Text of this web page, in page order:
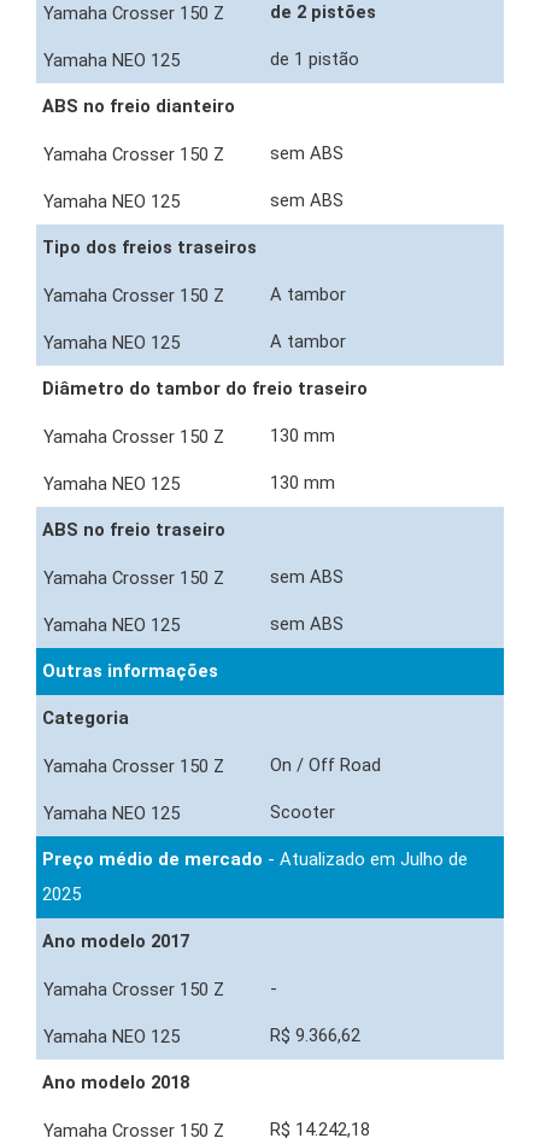
de 2 pistões
de 1 pistão
ABS no freio dianteiro
sem ABS
sem ABS
Tipo dos freios traseiros
A tambor
A tambor
Diâmetro do tambor do freio traseiro
130 mm
130 mm
ABS no freio traseiro
sem ABS
sem ABS
Outras informações
Categoria
On / Off Road
Scooter
Preço médio de mercado - Atualizado em Julho de
2025
Ano modelo 2017
-
R$ 9.366,62
Ano modelo 2018
R$ 14.242,18